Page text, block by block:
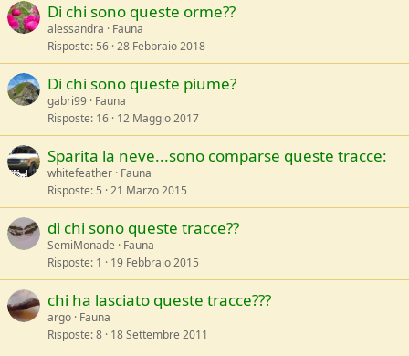
Di chi sono queste orme??
alessandra
Fauna
Risposte 56 28 Febbraio 2018
Di chi sono queste piume?
gabri99 Fauna
Risposte 16 12 Maggio 2017
Sparita la neve...sono comparse queste tracce:
whitefeather Fauna
Risposte 5 21 Marzo 2015
di chi sono queste tracce??
SemiMonade
Fauna
Risposte 1 19 Febbraio 2015
chi ha lasciato queste tracce???
argo Fauna
Risposte 8 18 Settembre 2011